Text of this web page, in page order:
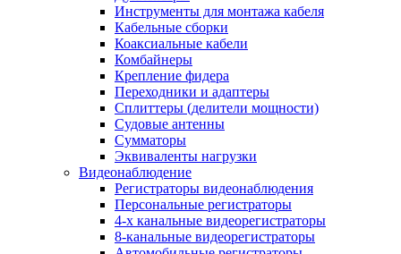
Инструменты для монтажа кабеля
Кабельные сборки
Коаксиальные кабели
Комбайнеры
Крепление фидера
Переходники и адаптеры
Сплиттеры (делители мощности)
Судовые антенны
Сумматоры
Эквиваленты нагрузки
Видеонаблюдение
Регистраторы видеонаблюдения
Персональные регистраторы
4-х канальные видеорегистраторы
8-канальные видеорегистраторы